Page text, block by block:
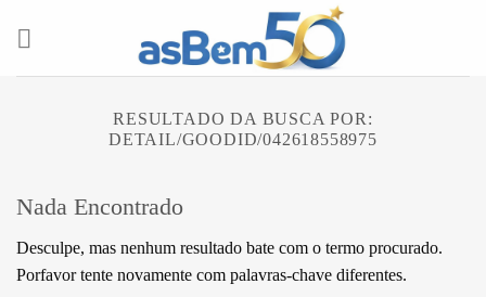
RESULTADO DA BUSCA POR:
DETAIL/GOODID/042618558975
Nada Encontrado
Desculpe, mas nenhum resultado bate com o termo procurado.
Porfavor tente novamente com palavras-chave diferentes.